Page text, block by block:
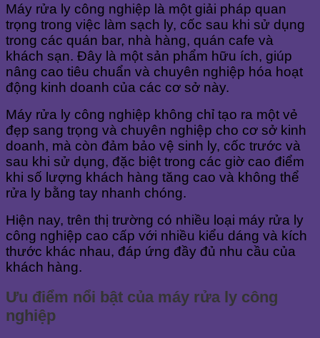
Máy rửa ly công nghiệp là một giải pháp quan
trọng trong việc làm sạch ly, cốc sau khi sử dụng
trong các quán bar, nhà hàng, quán cafe và
khách sạn. Đây là một sản phẩm hữu ích, giúp
nâng cao tiêu chuẩn và chuyên nghiệp hóa hoạt
động kinh doanh của các cơ sở này.
Máy rửa ly công nghiệp không chỉ tạo ra một vẻ
đẹp sang trọng và chuyên nghiệp cho cơ sở kinh
doanh, mà còn đảm bảo vệ sinh ly, cốc trước và
sau khi sử dụng, đặc biệt trong các giờ cao điểm
khi số lượng khách hàng tăng cao và không thể
rửa ly bằng tay nhanh chóng.
Hiện nay, trên thị trường có nhiều loại máy rửa ly
công nghiệp cao cấp với nhiều kiểu dáng và kích
thước khác nhau, đáp ứng đầy đủ nhu cầu của
khách hàng.
Ưu điểm nổi bật của máy rửa ly công
nghiệp